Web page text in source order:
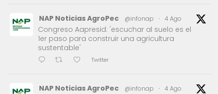
NAP Noticias AgroPec @infonap · 4 Ago
Congreso Aapresid: 'escuchar al suelo es el
1er paso para construir una agricultura
sustentable'
Twitter
NAP Noticias AgroPec @infonap · 4 Ago